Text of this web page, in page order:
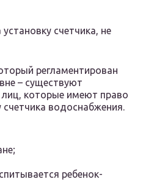
счетчика, не
регламентирован
– существуют
лиц, которые имеют право
счетчика водоснабжения.
ребенок-